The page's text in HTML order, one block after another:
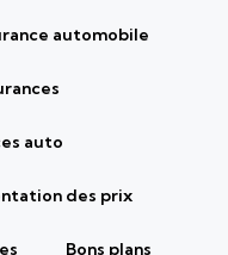
automobile
auto
des prix
Bons plans